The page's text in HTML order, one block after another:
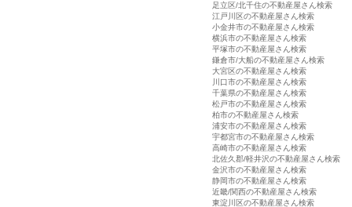
足立区/北千住の不動産屋さん検索
江戸川区の不動産屋さん検索
小金井市の不動産屋さん検索
横浜市の不動産屋さん検索
平塚市の不動産屋さん検索
鎌倉市/大船の不動産屋さん検索
大宮区の不動産屋さん検索
川口市の不動産屋さん検索
千葉県の不動産屋さん検索
松戸市の不動産屋さん検索
柏市の不動産屋さん検索
浦安市の不動産屋さん検索
宇都宮市の不動産屋さん検索
高崎市の不動産屋さん検索
北佐久郡/軽井沢の不動産屋さん検索
金沢市の不動産屋さん検索
静岡市の不動産屋さん検索
近畿/関西の不動産屋さん検索
東淀川区の不動産屋さん検索